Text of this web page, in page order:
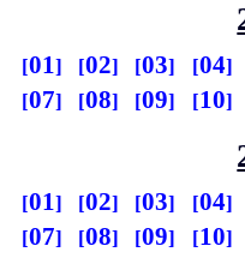
01 02 03 04
07
08 09 10
01 02 03 04
07
08 09 10